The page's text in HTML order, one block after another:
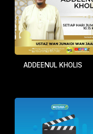
ADDEENUL KHOLIS